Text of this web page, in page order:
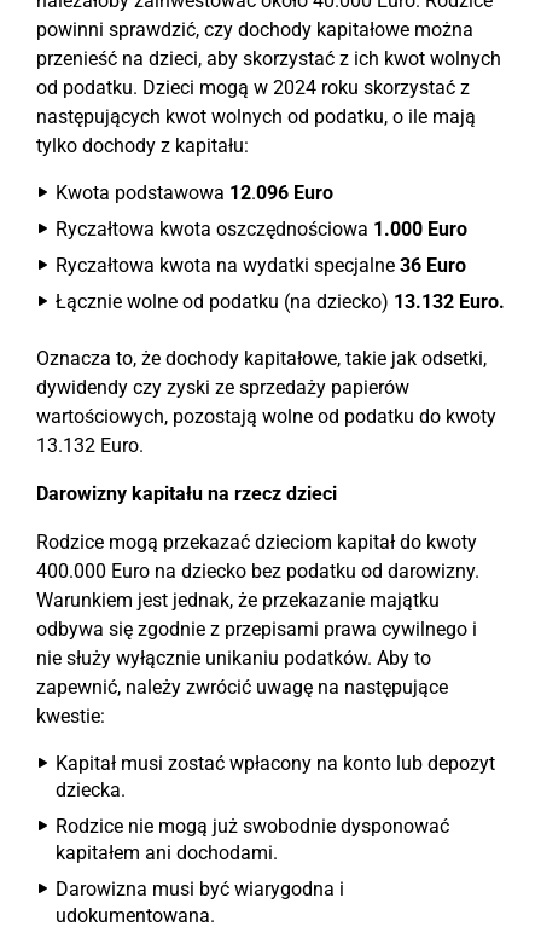
powinni sprawdzić, czy dochody kapitałowe można
przenieść na dzieci, aby skorzystać z ich kwot wolnych
od podatku. Dzieci mogą w 2024 roku skorzystać z
następujących kwot wolnych od podatku, o ile mają
tylko dochody z kapitału:
Kwota podstawowa 12.096 Euro
Ryczałtowa kwota oszczędnościowa 1.000 Euro
Ryczałtowa kwota na wydatki specjalne 36 Euro
Łącznie wolne od podatku (na dziecko) 13.132 Euro.
Oznacza to, że dochody kapitałowe, takie jak odsetki,
dywidendy czy zyski ze sprzedaży papierów
wartościowych, pozostają wolne od podatku do kwoty
13.132 Euro.
Darowizny kapitału na rzecz dzieci
Rodzice mogą przekazać dzieciom kapitał do kwoty
400.000 Euro na dziecko bez podatku od darowizny.
Warunkiem jest jednak, że przekazanie majątku
odbywa się zgodnie z przepisami prawa cywilnego i
nie służy wyłącznie unikaniu podatków. Aby to
zapewnić, należy zwrócić uwagę na następujące
kwestie:
Kapitał musi zostać wpłacony na konto lub depozyt
dziecka.
Rodzice nie mogą już swobodnie dysponować
kapitałem ani dochodami.
Darowizna musi być wiarygodna i
udokumentowana.